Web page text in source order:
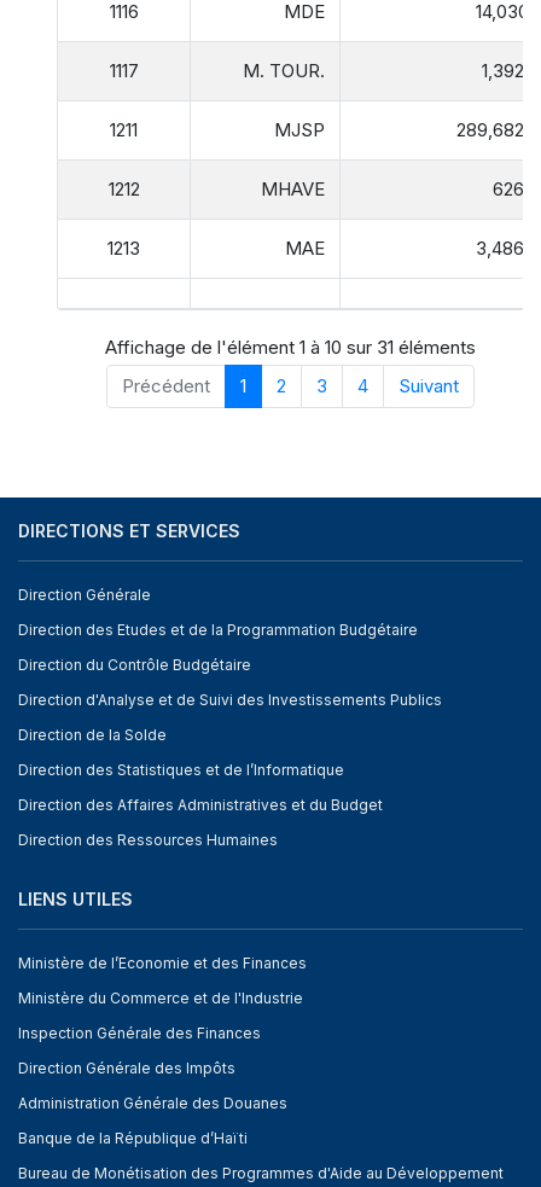
1116 MDE
1117 M. TOUR.
1211 MJSP
1212 MHAVE
1213 MAE
Affichage de l'élément 1 à 10 sur 31 éléments
Précédent
1 2 3 4 Suivant
DIRECTIONS ET SERVICES
Direction Générale
Direction des Etudes et de la Programmation Budgétaire
Direction du Contrôle Budgétaire
Direction d'Analyse et de Suivi des Investissements Publics
Direction de la Solde
Direction des Statistiques et de l’Informatique
Direction des Affaires Administratives et du Budget
Direction des Ressources Humaines
LIENS UTILES
Ministère de l’Economie et des Finances
Ministère du Commerce et de l'Industrie
Inspection Générale des Finances
Direction Générale des Impôts
Administration Générale des Douanes
Banque de la République d’Haïti
Bureau de Monétisation des Programmes d'Aide au Développement